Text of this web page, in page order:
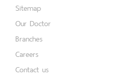
Sitemap
Our Doctor
Branches
Careers
Contact us